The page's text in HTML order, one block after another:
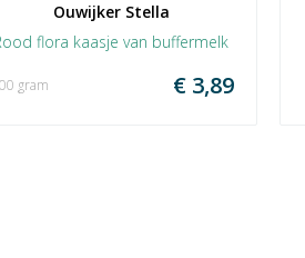
Ouwijker Stella
flora kaasje van buffermelk
€ 3,89
gram